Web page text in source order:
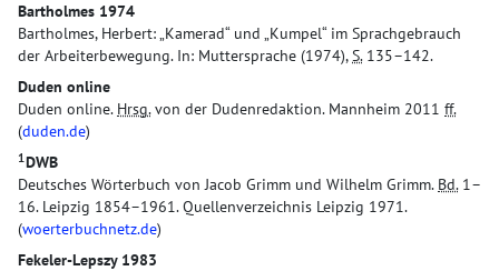
Bartholmes 1974
Bartholmes, Herbert: „Kamerad“ und „Kumpel“ im Sprachgebrauch
der Arbeiterbewegung. In: Muttersprache (1974),S.135–142.
Duden online
Duden online. Hrsg.von der Dudenredaktion. Mannheim 2011 ff.
(duden.de)
1 DWB
Deutsches Wörterbuch von Jacob Grimm und Wilhelm Grimm. Bd.1–
16. Leipzig 1854–1961. Quellenverzeichnis Leipzig 1971.
(woerterbuchnetz.de)
Fekeler-Lepszy 1983